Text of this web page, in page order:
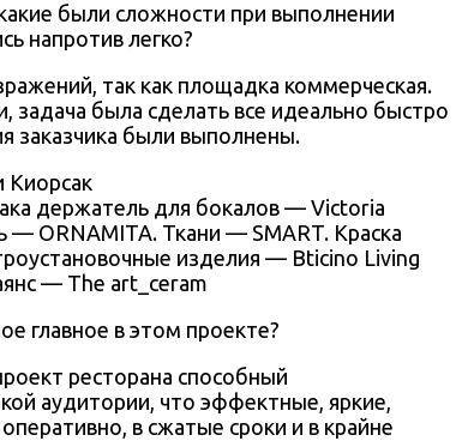
были сложности при выполнении
напротив легко?
так как площадка коммерческая.
задача была сделать все идеально быстро
заказчика были выполнены.
держатель для бокалов — Victoria
— ORNAMITA. Ткани — SMART. Краска
изделия — Bticino Living
— The art_ceram
главное в этом проекте?
ресторана способный
аудитории, что эффектные, яркие,
в сжатые сроки и в крайне